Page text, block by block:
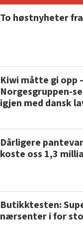
To høstnyheter
Kiwi måtte gi opp
Norgesgruppen-
igjen med dansk
Dårligere
koste oss 1,3
Butikktesten:
nærsenter i for